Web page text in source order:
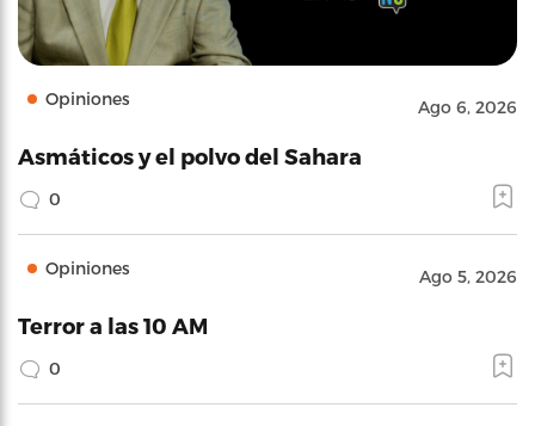
Opiniones Ago 6, 2026
Asmáticos y el polvo del Sahara
0
Opiniones Ago 5, 2026
Terror a las 10 AM
0